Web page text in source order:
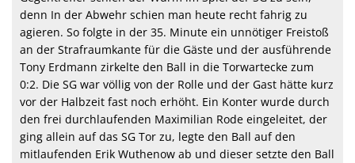
denn In der Abwehr schien man heute recht fahrig zu
agieren. So folgte in der 35. Minute ein unnötiger Freistoß
an der Strafraumkante für die Gäste und der ausführende
Tony Erdmann zirkelte den Ball in die Torwartecke zum
0:2. Die SG war völlig von der Rolle und der Gast hätte kurz
vor der Halbzeit fast noch erhöht. Ein Konter wurde durch
den frei durchlaufenden Maximilian Rode eingeleitet, der
ging allein auf das SG Tor zu, legte den Ball auf den
mitlaufenden Erik Wuthenow ab und dieser setzte den Ball